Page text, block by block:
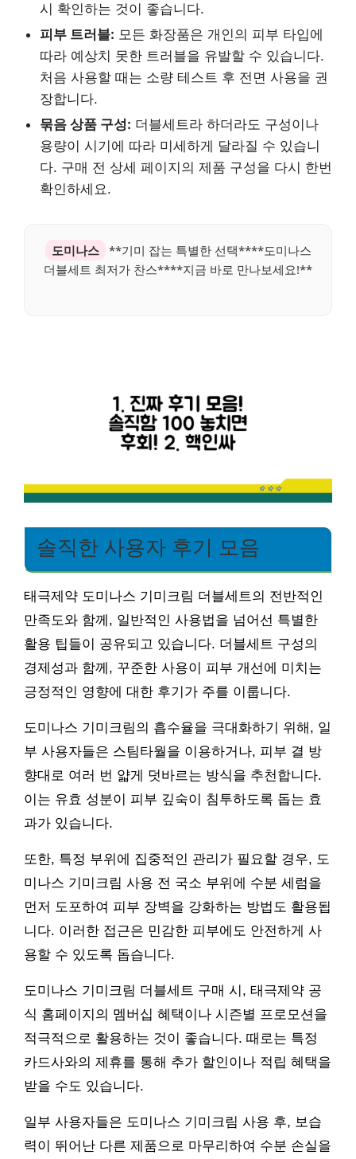
시 확인하는 것이 좋습니다.
피부 트러블: 모든 화장품은 개인의 피부 타입에
따라 예상치 못한 트러블을 유발할 수 있습니다.
처음 사용할 때는 소량 테스트 후 전면 사용을 권
장합니다.
묶음 상품 구성: 더블세트라 하더라도 구성이나
용량이 시기에 따라 미세하게 달라질 수 있습니
다. 구매 전 상세 페이지의 제품 구성을 다시 한번
확인하세요.
도미나스
**기미 잡는 특별한 선택****도미나스
더블세트 최저가 찬스****지금 바로 만나보세요!**
솔직한 사용자 후기 모음
태극제약 도미나스 기미크림 더블세트의 전반적인
만족도와 함께, 일반적인 사용법을 넘어선 특별한
활용 팁들이 공유되고 있습니다. 더블세트 구성의
경제성과 함께, 꾸준한 사용이 피부 개선에 미치는
긍정적인 영향에 대한 후기가 주를 이룹니다.
도미나스 기미크림의 흡수율을 극대화하기 위해, 일
부 사용자들은 스팀타월을 이용하거나, 피부 결 방
향대로 여러 번 얇게 덧바르는 방식을 추천합니다.
이는 유효 성분이 피부 깊숙이 침투하도록 돕는 효
과가 있습니다.
또한, 특정 부위에 집중적인 관리가 필요할 경우, 도
미나스 기미크림 사용 전 국소 부위에 수분 세럼을
먼저 도포하여 피부 장벽을 강화하는 방법도 활용됩
니다. 이러한 접근은 민감한 피부에도 안전하게 사
용할 수 있도록 돕습니다.
도미나스 기미크림 더블세트 구매 시, 태극제약 공
식 홈페이지의 멤버십 혜택이나 시즌별 프로모션을
적극적으로 활용하는 것이 좋습니다. 때로는 특정
카드사와의 제휴를 통해 추가 할인이나 적립 혜택을
받을 수도 있습니다.
일부 사용자들은 도미나스 기미크림 사용 후, 보습
력이 뛰어난 다른 제품으로 마무리하여 수분 손실을